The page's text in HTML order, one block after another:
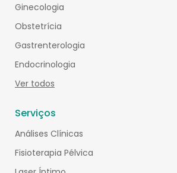
Ginecologia
Obstetrícia
Gastrenterologia
Endocrinologia
Ver todos
Serviços
Análises Clínicas
Fisioterapia Pélvica